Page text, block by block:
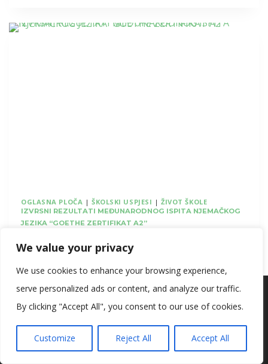
We value your privacy
We use cookies to enhance your browsing experience,
serve personalized ads or content, and analyze our traffic.
By clicking "Accept All", you consent to our use of cookies.
Customize Reject All Accept All
RAZREDA
OGLASNA PLOČA | ŠKOLSKI USPJESI |ŽIVOT ŠKOLE
IZVRSNI REZULTATI MEĐUNARODNOG ISPITA NJEMAČKOG
JEZIKA “GOETHE ZERTIFIKAT A2”
READ MOREIZVRSNI
REZULTATI
MEĐUNARODNOG
ISPITA
NJEMAČKOG
JEZIKA
Koristimo kolačiće kako bismo vam pružili najbolje iskustvo na
našoj web stranici.
Informacije o kolačićima koje koristimo ili opcije za
Prihvaćam